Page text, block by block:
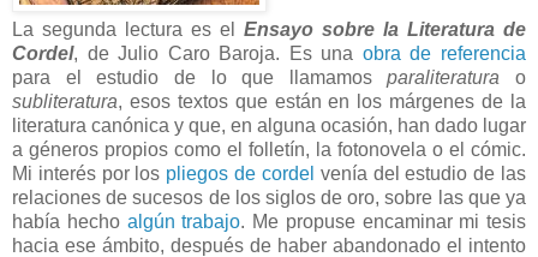
La segunda lectura es el Ensayo sobre la Literatura de
Cordel, de Julio Caro Baroja. Es una obra de referencia
para el estudio de lo que llamamosparaliteratura o
subliteratura, esos textos que están en los márgenes de la
literatura canónica y que, en alguna ocasión, han dado lugar
a géneros propios como el folletín, la fotonovela o el cómic.
Mi interés por los pliegos de cordel venía del estudio de las
relaciones de sucesos de los siglos de oro, sobre las que ya
había hecho algún trabajo. Me propuse encaminar mi tesis
hacia ese ámbito, después de haber abandonado el intento